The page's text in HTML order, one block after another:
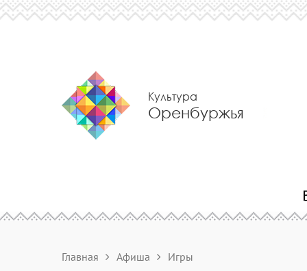
Культура
Оренбуржья
Главная Афиша Игры